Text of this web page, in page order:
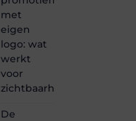
met
eigen
logo: wat
werkt
voor
zichtbaarheid
De